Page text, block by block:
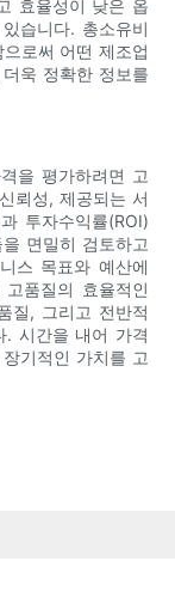
효율성이 낮은 옵
습니다. 총소유비
로써 어떤 제조업
욱 정확한 정보를
을 평가하려면 고
뢰성, 제공되는 서
투자수익률(ROI)
면밀히 검토하고
스 목표와 예산에
품질의 효율적인
질, 그리고 전반적
. 시간을 내어 가격
기적인 가치를 고